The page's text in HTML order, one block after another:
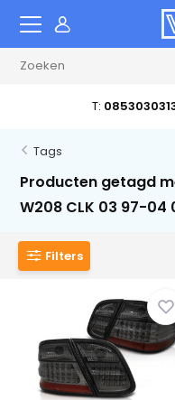
T:
Tags
Producten getagd
W208 CLK 03 97-04
Filters